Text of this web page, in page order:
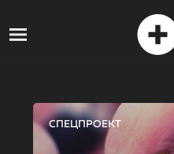
СПЕЦПРОЕКТ